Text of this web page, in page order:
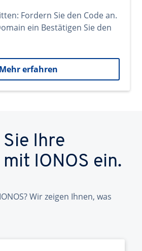
Fordern Sie den Code an.
ein Bestätigen Sie den
Mehr erfahren
Ihre
IONOS ein.
Wir zeigen Ihnen, was